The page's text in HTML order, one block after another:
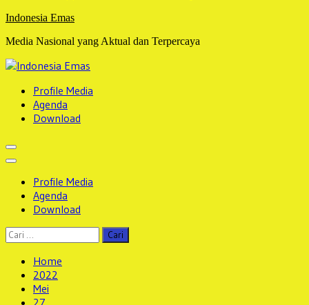
Indonesia Emas
Media Nasional yang Aktual dan Terpercaya
Profile Media
Agenda
Download
Profile Media
Agenda
Download
Cari
untuk:
Home
2022
Mei
27